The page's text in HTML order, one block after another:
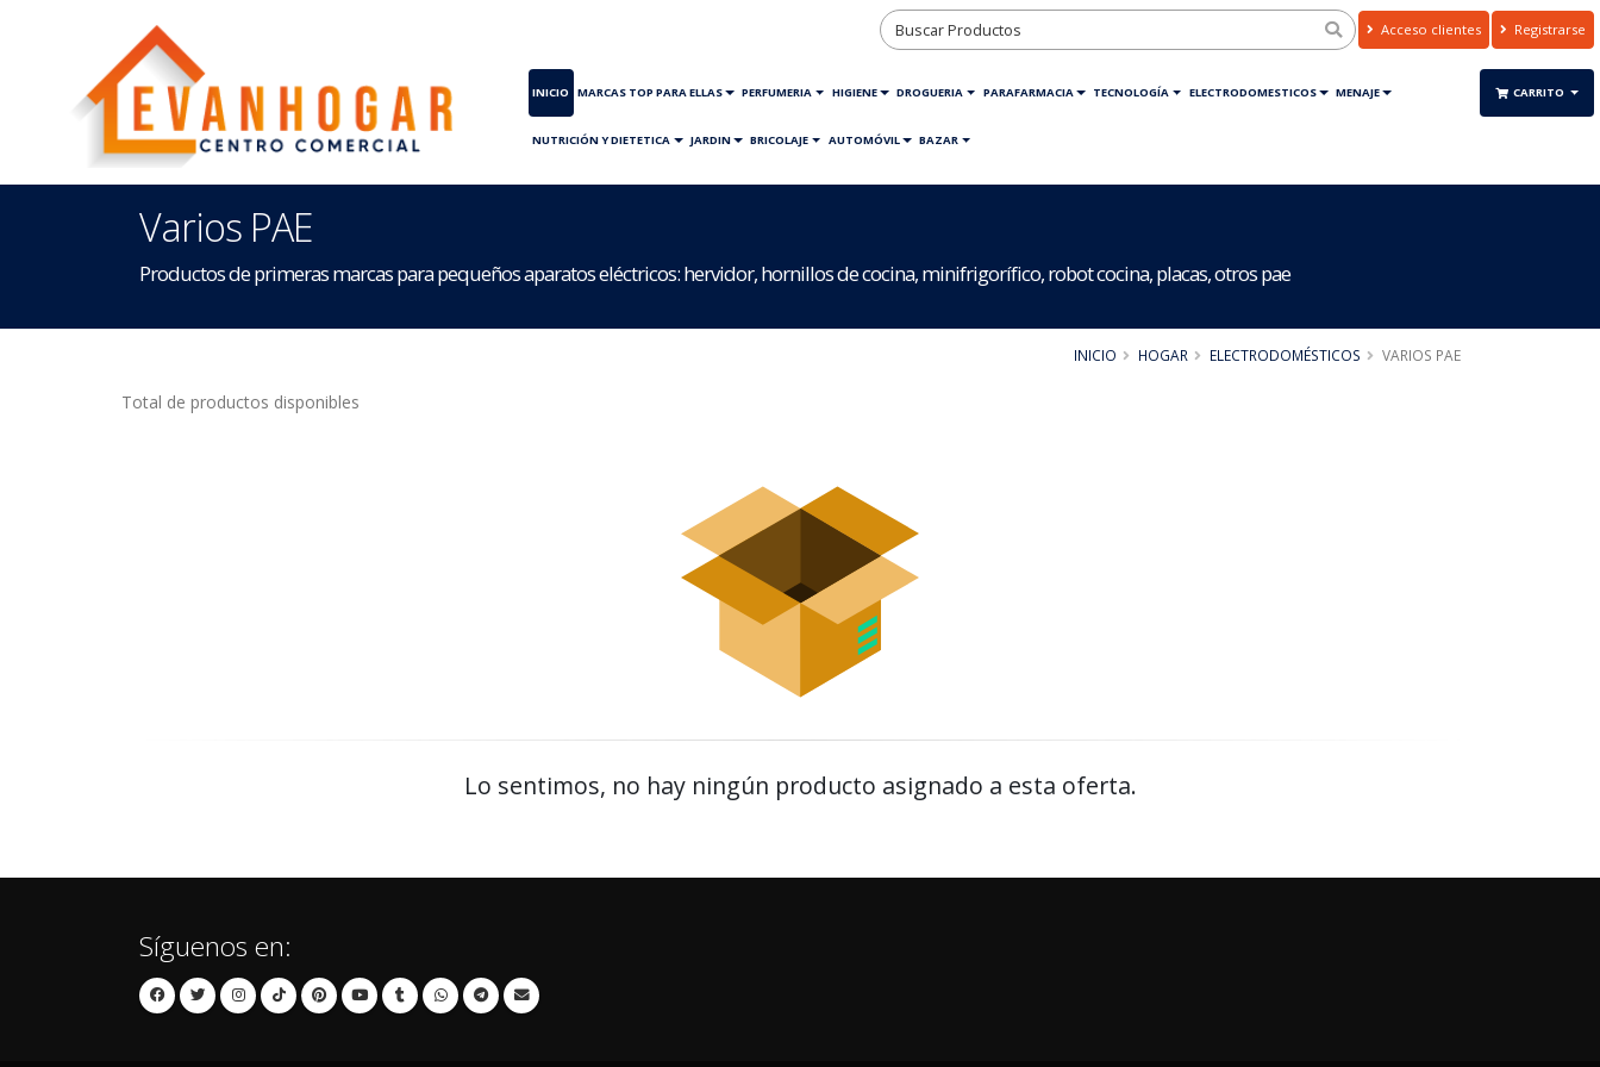
Acceso clientes Registrarse
INICIO MARCAS TOP PARA ELLAS PERFUMERIA HIGIENE DROGUERIA PARAFARMACIA TECNOLOGÍA ELECTRODOMESTICOS MENAJE
NUTRICIÓN Y DIETETICA JARDIN BRICOLAJE AUTOMÓVIL BAZAR
CARRITO
Varios PAE
Productos de primeras marcas para pequeños aparatos eléctricos: hervidor, hornillos de cocina, minifrigorífico, robot cocina, placas, otros pae
INICIO HOGAR ELECTRODOMÉSTICOS VARIOS PAE
Total de productos disponibles
Lo sentimos, no hay ningún producto asignado a esta oferta.
Síguenos en: